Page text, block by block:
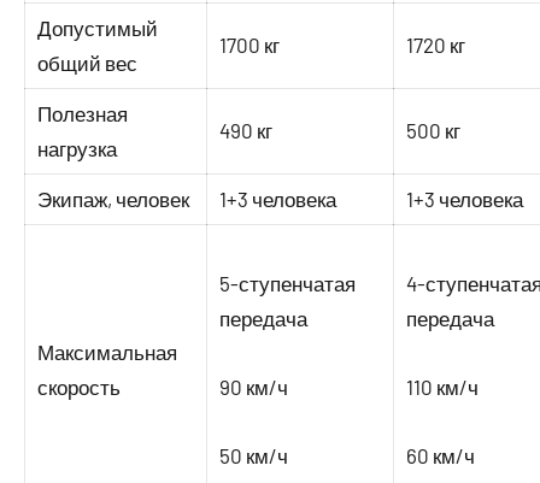
Допустимый
общий вес
1700 кг 1720 кг
Полезная
нагрузка
490 кг 500 кг
Экипаж, человек 1+3 человека 1+3 человека
Максимальная
скорость
5-ступенчатая
передача
90 км/ч
50 км/ч
4-
передача
110 км/ч
60 км/ч